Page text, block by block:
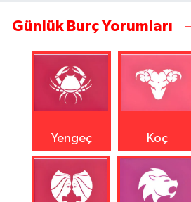
Günlük Burç Yorumları
Yengeç Koç